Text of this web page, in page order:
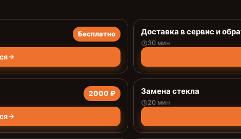
Бесплатно Доставка в сервис и
30 мин
2000 ₽ Замена стекла
20 мин